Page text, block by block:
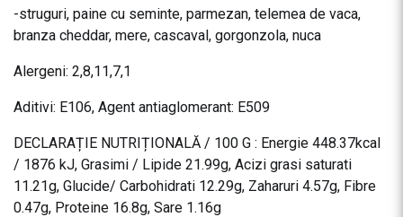
-struguri, paine cu seminte, parmezan, telemea de vaca,
branza cheddar, mere, cascaval, gorgonzola, nuca
Alergeni: 2,8,11,7,1
Aditivi: E106, Agent antiaglomerant: E509
DECLARAȚIE NUTRIȚIONALĂ / 100 G : Energie 448.37kcal
/ 1876 kJ, Grasimi / Lipide 21.99g, Acizi grasi saturati
11.21g, Glucide/ Carbohidrati 12.29g, Zaharuri 4.57g, Fibre
0.47g, Proteine 16.8g, Sare 1.16g